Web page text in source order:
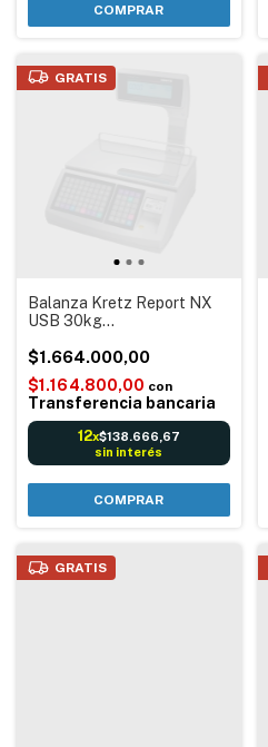
COMPRAR
GRATIS
Balanza Kretz Report NX
USB 30kg
AUTOADHESIVA
$1.664.000,00
$1.164.800,00 con
Transferencia bancaria
12x$138.666,67
sin interés
COMPRAR
GRATIS